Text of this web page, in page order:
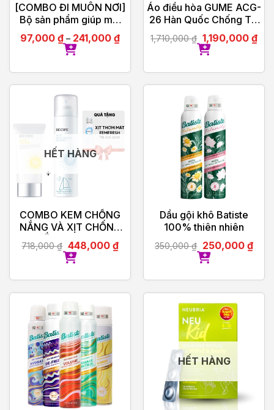
[COMBO ĐI MUÔN NƠI]
Bộ sản phẩm giúp mọi
người thuận tiện đi lại,
thuận tiện dễ dàng mang
đi du lịch, công tác
97,000 ₫ – 241,000 ₫
Áo điều hòa GUME ACG-
26 Hàn Quốc Chống Tia
UV – Bảo Hành Chính
Hãng 12 tháng
1,710,000₫ 1,190,000 ₫
HẾT HÀNG
COMBO KEM CHỐNG
NẮNG VÀ XỊT CHỐNG
NẮNG RE:CIPE
718,000₫ 448,000 ₫
Dầu gội khô Batiste
100% thiên nhiên
350,000₫ 250,000 ₫
HẾT HÀNG